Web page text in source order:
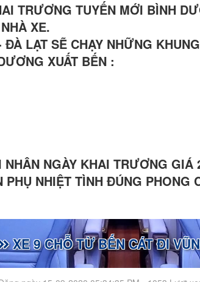
TRƯƠNG TUYẾN MỚI BÌNH
XE.
LẠT SẼ CHẠY NHỮNG
XUẤT BẾN :
NGÀY KHAI TRƯƠNG
NHIỆT TÌNH ĐÚNG PHONG
XE 9 CHỖ TỪ BẾN CÁT ĐI